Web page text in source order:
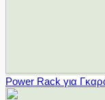
Power Rack για